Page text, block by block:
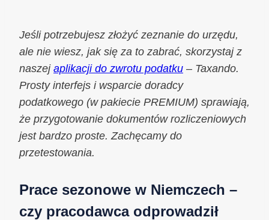
Jeśli potrzebujesz złożyć zeznanie do urzędu,
ale nie wiesz, jak się za to zabrać, skorzystaj z
naszej aplikacji do zwrotu podatku – Taxando.
Prosty interfejs i wsparcie doradcy
podatkowego (w pakiecie PREMIUM) sprawiają,
że przygotowanie dokumentów rozliczeniowych
jest bardzo proste. Zachęcamy do
przetestowania.
Prace sezonowe w Niemczech –
czy pracodawca odprowadził